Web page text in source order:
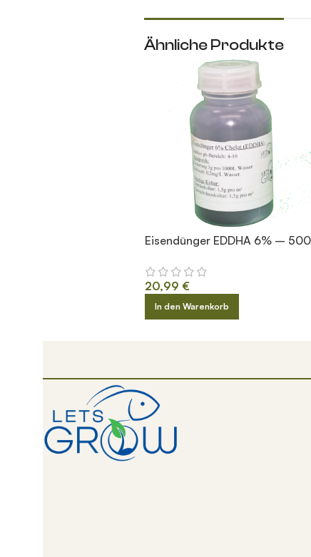
Ähnliche Produkte
Eisendünger EDDHA 6% –
20,99 €
In den Warenkorb